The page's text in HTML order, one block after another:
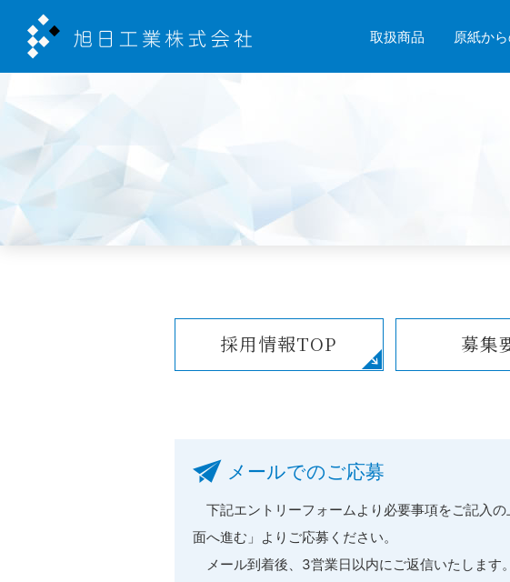
取扱商品 原紙か
採用情報TOP 募集
メールでのご応募
下記エントリーフォームより必要事項をご記入の
面へ進む」よりご応募ください。
メール到着後、3営業日以内にご返信いたします